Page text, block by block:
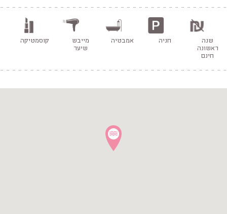
שנה
ראשונה
חינם
חניה אמבטיה
מייבש
שיער
קוסמטיקה